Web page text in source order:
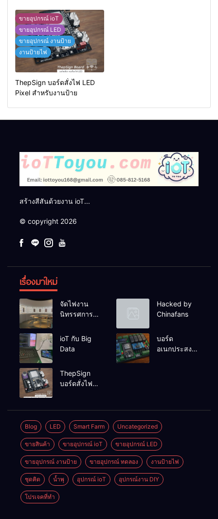
ขายอุปกรณ์ ioT
ขายอุปกรณ์ LED
ขายอุปกรณ์ งานป้าย
งานป้ายไฟ
ThepSign บอร์ดสั่งไฟ LED
Pixel สำหรับงานป้าย
สร้างสีสันด้วยงาน ioT...
© copyright 2026
เรื่องมาใหม่
จัดไฟงาน
นิทรรศการผึ่ง
Hacked by
Chinafans
ioT กับ Big
Data
บอร์ด
อเนกประสงค์
ThepSign
บอร์ดสั่งไฟ
Blog LED Smart Farm Uncategorized
ขายสินค้า ขายอุปกรณ์ ioT ขายอุปกรณ์ LED
ขายอุปกรณ์ งานป้าย ขายอุปกรณ์ ทดลอง งานป้ายไฟ
ชุดคิด น้ำพุ อุปกรณ์ ioT อุปกรณ์งาน DIY
โปรเจคที่ทำ